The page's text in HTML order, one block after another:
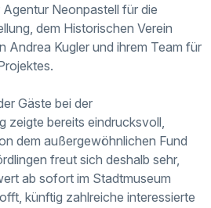
Neonpastell für die
dem Historischen Verein
Andrea Kugler und ihrem Team für
Gäste bei der
zeigte bereits eindrucksvoll,
dem außergewöhnlichen Fund
freut sich deshalb sehr,
ab sofort im Stadtmuseum
künftig zahlreiche interessierte